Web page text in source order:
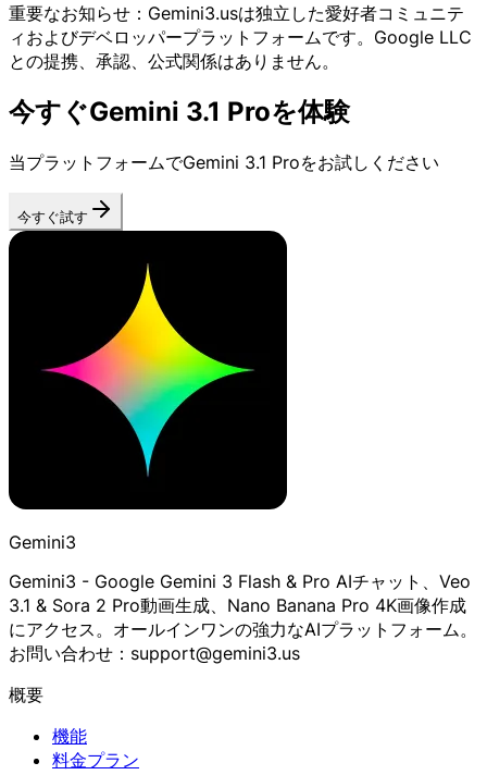
重要なお知らせ：Gemini3.usは独立した愛好者コミュニテ
ィおよびデベロッパープラットフォームです。Google LLC
との提携、承認、公式関係はありません。
今すぐGemini 3.1 Proを体験
当プラットフォームでGemini 3.1 Proをお試しください
今すぐ試す
Gemini3
Gemini3 - Google Gemini 3 Flash & Pro AIチャット、Veo
3.1 & Sora 2 Pro動画生成、Nano Banana Pro 4K画像作成
にアクセス。オールインワンの強力なAIプラットフォーム。
お問い合わせ：support@gemini3.us
概要
機能
料金プラン